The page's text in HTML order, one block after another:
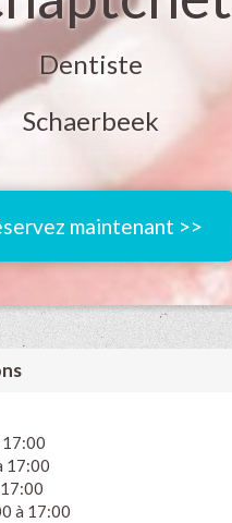
Dentiste
Schaerbeek
maintenant >>
17:00
17:00
à 17:00